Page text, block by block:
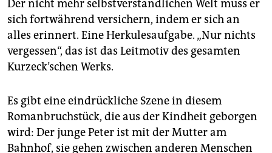
Der nicht mehr selbstverständlichen Welt muss er
sich fortwährend versichern, indem er sich an
alles erinnert. Eine Herkulesaufgabe. „Nur nichts
vergessen“, das ist das Leitmotiv des gesamten
Kurzeck’schen Werks.
Es gibt eine eindrückliche Szene in diesem
Romanbruchstück, die aus der Kindheit geborgen
wird: Der junge Peter ist mit der Mutter am
Bahnhof, sie gehen zwischen anderen Menschen